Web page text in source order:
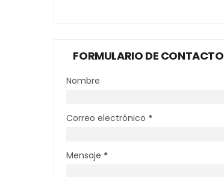
FORMULARIO DE CONTACTO
Nombre
Correo electrónico *
Mensaje *